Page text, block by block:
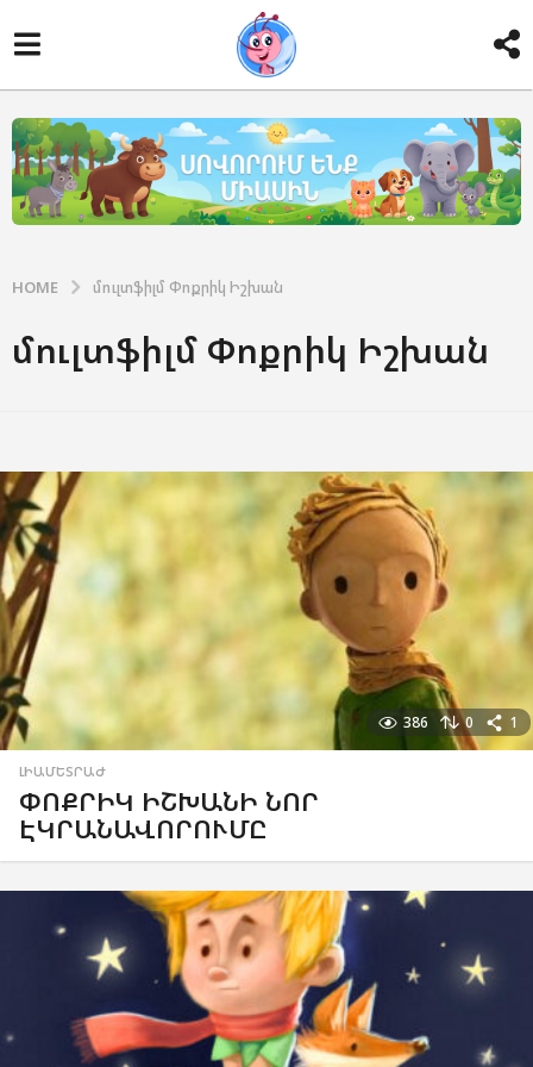
HOME մուլտֆիլմ Փոքրիկ Իշխան
մուլտֆիլմ Փոքրիկ Իշխան
386 0 1
ԼԻԱՄԵՏՐԱԺ
ՓՈՔՐԻԿ ԻՇԽԱՆԻ ՆՈՐ
ԷԿՐԱՆԱՎՈՐՈՒՄԸ